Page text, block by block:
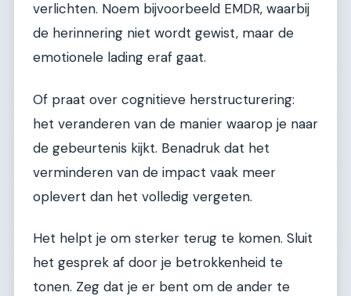
verlichten. Noem bijvoorbeeld EMDR, waarbij
de herinnering niet wordt gewist, maar de
emotionele lading eraf gaat.
Of praat over cognitieve herstructurering:
het veranderen van de manier waarop je naar
de gebeurtenis kijkt. Benadruk dat het
verminderen van de impact vaak meer
oplevert dan het volledig vergeten.
Het helpt je om sterker terug te komen. Sluit
het gesprek af door je betrokkenheid te
tonen. Zeg dat je er bent om de ander te